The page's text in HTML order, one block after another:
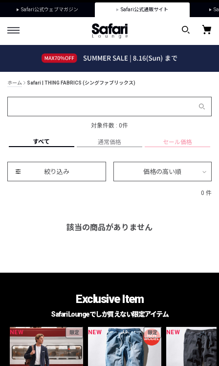
Safari公式ウェブマガジン Safari公式通販サイト
ホーム Safari | THING FABRICS (シングファブリックス)
対象件数 : 0件
すべて 通常価格 セール価格
絞り込み 価格の高い順
0 件
該当の商品がありません
Exclusive Item
Safari Loungeでしか買えない限定アイテム
NEW 限定 NEW 限定 NEW